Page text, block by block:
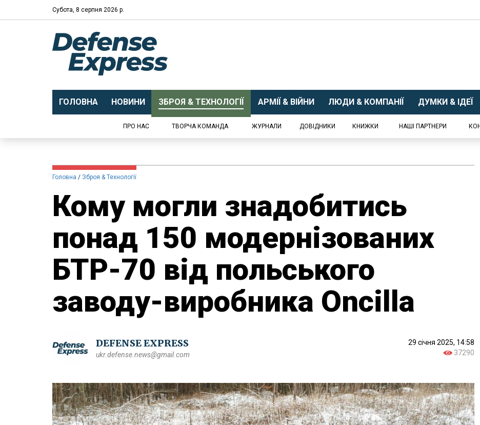
Субота, 8 серпня 2026 р.
ГОЛОВНА НОВИНИ ЗБРОЯ & ТЕХНОЛОГІЇ АРМІЇ & ВІЙНИ ЛЮДИ & КОМПАНІЇ ДУМКИ & ІДЕЇ
ПРО НАС ТВОРЧА КОМАНДА ЖУРНАЛИ ДОВІДНИКИ КНИЖКИ НАШІ ПАРТНЕРИ
Головна Зброя & Технології
Кому могли знадобитись
понад 150 модернізованих
БТР-70 від польського
заводу-виробника Oncilla
DEFENSE EXPRESS
ukr.defense.news@gmail.com
29 січня 2025, 14:58
37290